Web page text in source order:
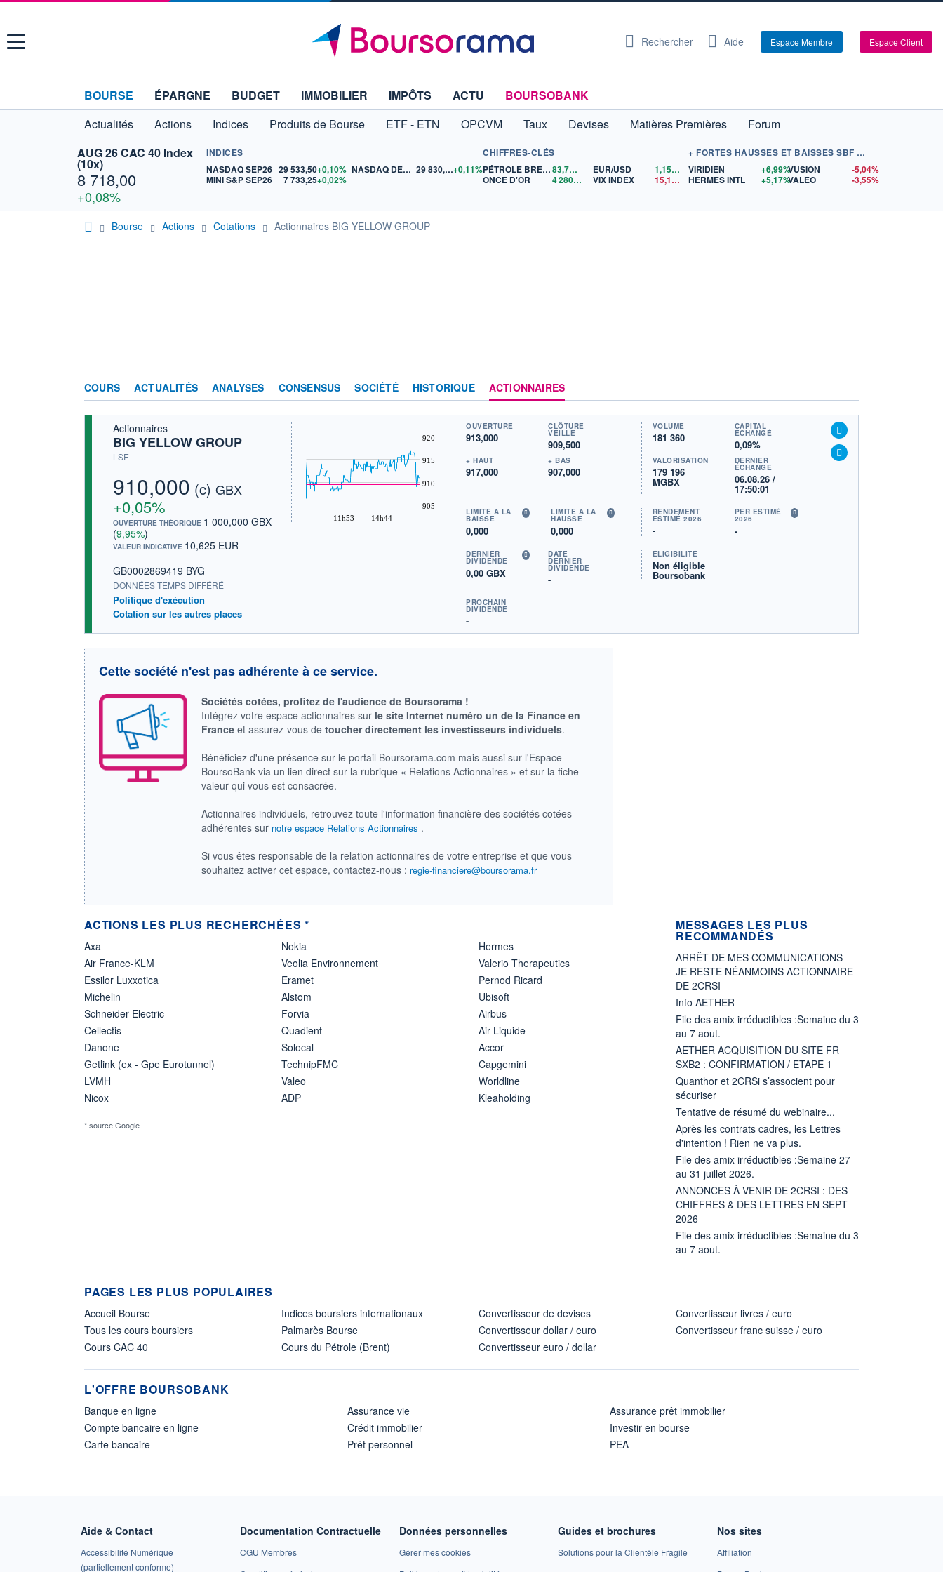
Menu Rechercher Aide Espace Membre Espace Client
BOURSE ÉPARGNE BUDGET IMMOBILIER IMPÔTS ACTU
BOURSOBANK
Actualités
Actions Indices Produits de Bourse ETF - ETN OPCVM Taux Devises Matières Premières
Forum
AUG 26 CAC 40 Index
(10x)
8 718,00
+0,08%
INDICES
NASDAQ SEP26 29 533,50+0,10%
MINI S&P SEP26
7 733,25+0,02%
NASDAQ DEC26 29 830,75+0,11%
CHIFFRES-CLÉS
PÉTROLE BRENT
83,71$US
ONCE D'OR
4 280,23 $US
EUR/USD 1,1522
$US
VIX INDEX
15,15$US
+ FORTES HAUSSES ET BAISSES SBF 120
VIRIDIEN
+6,99%
HERMES INTL
+5,17%
VUSION
-5,04%
VALEO
-3,55%
Bourse Actions Cotations Actionnaires BIG YELLOW GROUP
COURS ACTUALITÉS ANALYSES CONSENSUS SOCIÉTÉ HISTORIQUE ACTIONNAIRES
Actionnaires
BIG YELLOW GROUP
LSE
910,000 (c) GBX
+0,05%
OUVERTURE THÉORIQUE 1 000,000 GBX
(9,95%)
VALEUR INDICATIVE 10,625 EUR
GB0002869419 BYG
DONNÉES TEMPS DIFFÉRÉ
Politique d'exécution
Cotation sur les autres places
11h53 14h44
905
910
915
920
OUVERTURE
913,000
CLÔTURE
VEILLE
909,500
+ HAUT
917,000
+ BAS
907,000
VOLUME
181 360
CAPITAL
ÉCHANGÉ
0,09%
VALORISATION
179 196
MGBX
DERNIER
ÉCHANGE
06.08.26 /
17:50:01
LIMITE À LA
BAISSE
0,000
LIMITE À LA
HAUSSE
0,000
RENDEMENT
ESTIMÉ 2026
-
PER ESTIMÉ
2026
-
DERNIER
DIVIDENDE
0,00 GBX
DATE
DERNIER
DIVIDENDE
-
PROCHAIN
DIVIDENDE
-
ÉLIGIBILITÉ
Non éligible
Boursobank
Cette société n'est pas adhérente à ce service.
Sociétés cotées, profitez de l'audience de Boursorama !
Intégrez votre espace actionnaires sur le site Internet numéro un de la Finance en
France et assurez-vous detoucher directement les investisseurs individuels.
Bénéficiez d'une présence sur le portail Boursorama.com mais aussi sur l'Espace
BoursoBank via un lien direct sur la rubrique « Relations Actionnaires » et sur la fiche
valeur qui vous est consacrée.
Actionnaires individuels, retrouvez toute l'information financière des sociétés cotées
adhérentes sur notre espace Relations Actionnaires .
Si vous êtes responsable de la relation actionnaires de votre entreprise et que vous
souhaitez activer cet espace, contactez-nous : regie-financiere@boursorama.fr
ACTIONS LES PLUS RECHERCHÉES *
Axa
Air France-KLM
Essilor Luxxotica
Michelin
Schneider Electric
Cellectis
Danone
Getlink (ex - Gpe Eurotunnel)
LVMH
Nicox
Nokia
Veolia Environnement
Eramet
Alstom
Forvia
Quadient
Solocal
TechnipFMC
Valeo
ADP
Hermes
Valerio Therapeutics
Pernod Ricard
Ubisoft
Airbus
Air Liquide
Accor
Capgemini
Worldline
Kleaholding
* source Google
MESSAGES LES PLUS
RECOMMANDÉS
ARRÊT DE MES COMMUNICATIONS -
JE RESTE NÉANMOINS ACTIONNAIRE
DE 2CRSI
Info AETHER
File des amix irréductibles :Semaine du 3
au 7 aout.
AETHER ACQUISITION DU SITE FR
SXB2 : CONFIRMATION / ETAPE 1
Quanthor et 2CRSi s’associent pour
sécuriser
Tentative de résumé du webinaire...
Après les contrats cadres, les Lettres
d'intention ! Rien ne va plus.
File des amix irréductibles :Semaine 27
au 31 juillet 2026.
ANNONCES À VENIR DE 2CRSI : DES
CHIFFRES & DES LETTRES EN SEPT
2026
File des amix irréductibles :Semaine du 3
au 7 aout.
PAGES LES PLUS POPULAIRES
Accueil Bourse
Tous les cours boursiers
Cours CAC 40
Indices boursiers internationaux
Palmarès Bourse
Cours du Pétrole (Brent)
Convertisseur de devises
Convertisseur dollar / euro
Convertisseur euro / dollar
Convertisseur livres / euro
Convertisseur franc suisse / euro
L'OFFRE BOURSOBANK
Banque en ligne
Compte bancaire en ligne
Carte bancaire
Assurance vie
Crédit immobilier
Prêt personnel
Assurance prêt immobilier
Investir en bourse
PEA
Aide & Contact
Accessibilité Numérique
(partiellement conforme)
Documentation Contractuelle
CGU Membres
Données personnelles
Gérer mes cookies
Guides et brochures
Solutions pour la Clientèle Fragile
Nos sites
Affiliation